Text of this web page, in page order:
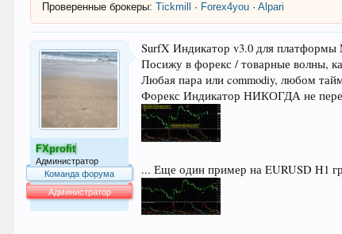
Проверенные брокеры: Tickmill · Forex4you ·Alpari
FXprofit
Администратор
Команда форума
Администратор
SurfX Индикатор v3.0 для платформы
Посижу в форекс / товарные волны,
Любая пара или commodiy, любом
Форекс Индикатор НИКОГДА не
... Еще один пример на EURUSD H1